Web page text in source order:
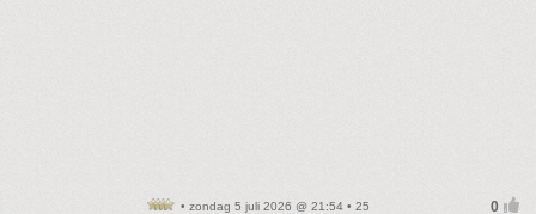
• zondag 5 juli 2026 @ 21:54 • 25